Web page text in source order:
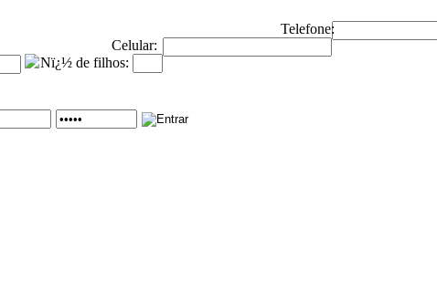
Telefone:
Celular:
Nï¿½ de filhos: